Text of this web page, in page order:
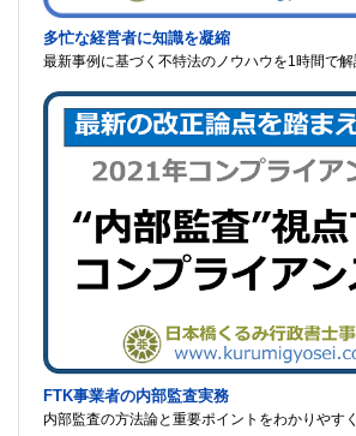
多忙な経営者に知識を凝縮
最新事例に基づく不特法のノウハウを1時間で解
FTK事業者の内部監査実務
内部監査の方法論と重要ポイントをわかりやす